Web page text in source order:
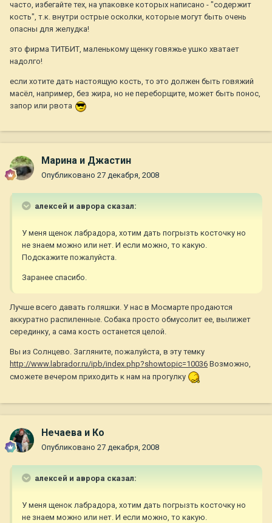
часто, избегайте тех, на упаковке которых написано - "содержит
кость", т.к. внутри острые осколки, которые могут быть очень
опасны для желудка!
это фирма ТИТБИТ, маленькому щенку говяжье ушко хватает
надолго!
если хотите дать настоящую кость, то это должен быть говяжий
масёл, например, без жира, но не переборщите, может быть понос,
запор или рвота
Марина и Джастин
Опубликовано 27 декабря, 2008
алексей и аврора сказал:
У меня щенок лабрадора, хотим дать погрызть косточку но
не знаем можно или нет. И если можно, то какую.
Подскажите пожалуйста.
Заранее спасибо.
Лучше всего давать голяшки. У нас в Мосмарте продаются
аккуратно распиленные. Собака просто обмусолит ее, вылижет
серединку, а сама кость останется целой.
Вы из Солнцево. Загляните, пожалуйста, в эту темку
http://www.labrador.ru/ipb/index.php?showtopic=10036 Возможно,
сможете вечером приходить к нам на прогулку
Нечаева и Ко
Опубликовано 27 декабря, 2008
алексей и аврора сказал:
У меня щенок лабрадора, хотим дать погрызть косточку но
не знаем можно или нет. И если можно, то какую.